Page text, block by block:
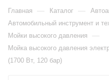
Главная — Каталог —
Автомобильный инструмент и
Мойки высокого давления —
Мойка высокого давления
(1700 Вт, 120 бар)